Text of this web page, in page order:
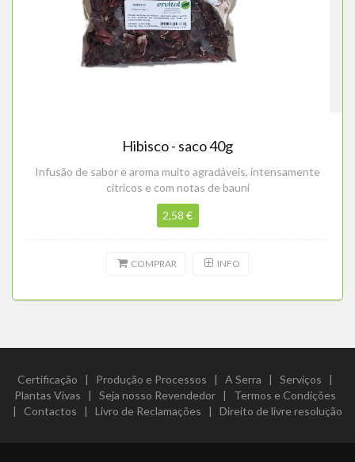
Hibisco - saco 40g
Infusão de sabor e aroma muito agradáveis, intensamente
cítricos e com notas de bauni
2,58 €
COMPRAR INFO
Certificação Produção e Processos A Serra Serviços
Plantas Vivas
Seja nosso Revendedor
Termos e Condições
Contactos Livro de Reclamações Direito de livre resolução